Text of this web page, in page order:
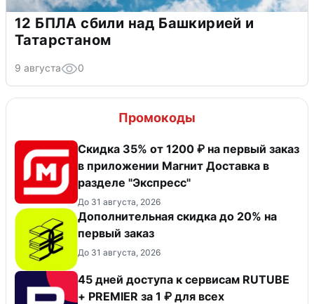
12 БПЛА сбили над Башкирией и
Татарстаном
9 августа 0
Промокоды
Скидка 35% от 1200 ₽ на первый заказ
в приложении Магнит Доставка в
разделе "Экспресс"
До 31 августа, 2026
Дополнительная скидка до 20% на
первый заказ
До 31 августа, 2026
45 дней доступа к сервисам RUTUBE
+ PREMIER за 1 ₽ для всех